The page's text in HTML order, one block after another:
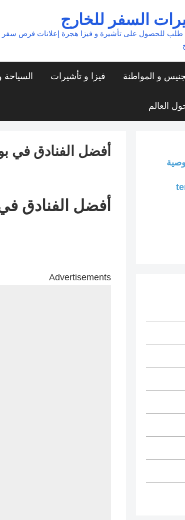
السفر للخارج
طلب للحصول على تأشيرة و فيزا هجرة إعلانات فرص
و المواطنة فيزا و تأشيرات السياحة
العالم
أفضل الفنادق في
أفضل الفنادق في
Advertisements